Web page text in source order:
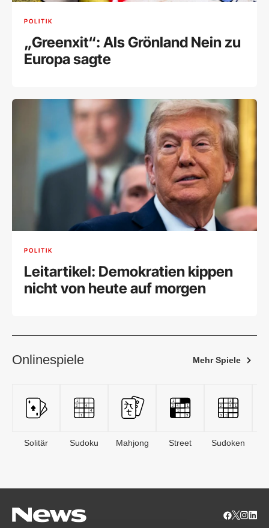
POLITIK
„Greenxit“: Als Grönland Nein zu
Europa sagte
POLITIK
Leitartikel: Demokratien kippen
nicht von heute auf morgen
Onlinespiele Mehr Spiele
Solitär Sudoku Mahjong Street Sudoken